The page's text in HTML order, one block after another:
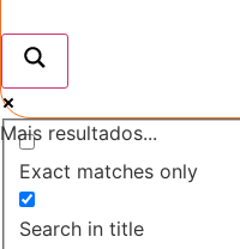
Mais resultados...
Exact matches only
Search in title